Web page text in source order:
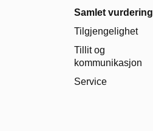
Samlet vurdering
Tilgjengelighet
Tillit og
kommunikasjon
Service